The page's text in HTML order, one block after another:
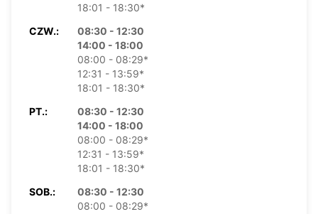
18:01 - 18:30*
CZW.:
08:30 - 12:30
14:00 - 18:00
08:00 - 08:29*
12:31 - 13:59*
18:01 - 18:30*
PT.:
08:30 - 12:30
14:00 - 18:00
08:00 - 08:29*
12:31 - 13:59*
18:01 - 18:30*
SOB.:
08:30 - 12:30
08:00 - 08:29*